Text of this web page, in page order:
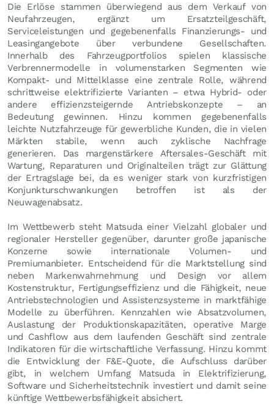
Die Erlöse stammen überwiegend aus dem Verkauf von
Neufahrzeugen, ergänzt um Ersatzteilgeschäft,
Serviceleistungen und gegebenenfalls Finanzierungs- und
Leasingangebote über verbundene Gesellschaften.
Innerhalb des Fahrzeugportfolios spielen klassische
Verbrennermodelle in volumenstarken Segmenten wie
Kompakt- und Mittelklasse eine zentrale Rolle, während
schrittweise elektrifizierte Varianten – etwa Hybrid- oder
andere effizienzsteigernde Antriebskonzepte – an
Bedeutung gewinnen. Hinzu kommen gegebenenfalls
leichte Nutzfahrzeuge für gewerbliche Kunden, die in vielen
Märkten stabile, wenn auch zyklische Nachfrage
generieren. Das margenstärkere Aftersales-Geschäft mit
Wartung, Reparaturen und Originalteilen trägt zur Glättung
der Ertragslage bei, da es weniger stark von kurzfristigen
Konjunkturschwankungen betroffen ist als der
Neuwagenabsatz.
Im Wettbewerb steht Matsuda einer Vielzahl globaler und
regionaler Hersteller gegenüber, darunter große japanische
Konzerne sowie internationale Volumen- und
Premiumanbieter. Entscheidend für die Marktstellung sind
neben Markenwahrnehmung und Design vor allem
Kostenstruktur, Fertigungseffizienz und die Fähigkeit, neue
Antriebstechnologien und Assistenzsysteme in marktfähige
Modelle zu überführen. Kennzahlen wie Absatzvolumen,
Auslastung der Produktionskapazitäten, operative Marge
und Cashflow aus dem laufenden Geschäft sind zentrale
Indikatoren für die wirtschaftliche Verfassung. Hinzu kommt
die Entwicklung der F&E-Quote, die Aufschluss darüber
gibt, in welchem Umfang Matsuda in Elektrifizierung,
Software und Sicherheitstechnik investiert und damit seine
künftige Wettbewerbsfähigkeit absichert.